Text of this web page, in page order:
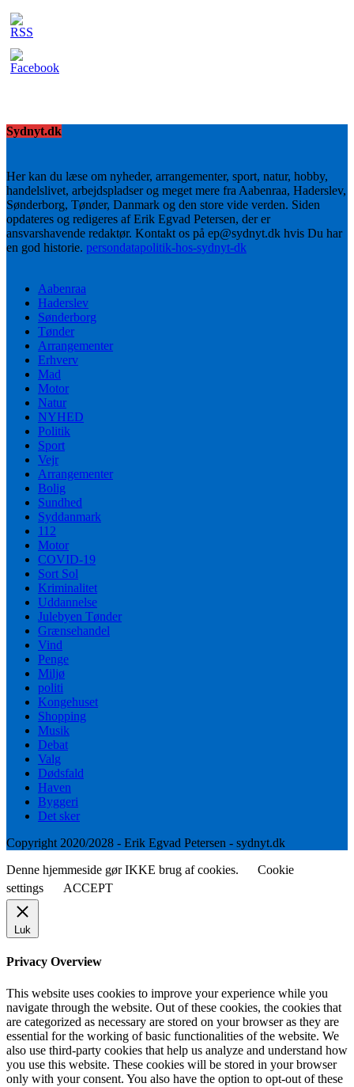
Sydnyt.dk
Her kan du læse om nyheder, arrangementer, sport, natur, hobby,
handelslivet, arbejdspladser og meget mere fra Aabenraa, Haderslev,
Sønderborg, Tønder, Danmark og den store vide verden. Siden
opdateres og redigeres af Erik Egvad Petersen, der er
ansvarshavende redaktør. Kontakt os på ep@sydnyt.dk hvis Du har
en god historie. persondatapolitik-hos-sydnyt-dk
Aabenraa
Haderslev
Sønderborg
Tønder
Arrangementer
Erhverv
Mad
Motor
Natur
NYHED
Politik
Sport
Vejr
Arrangementer
Bolig
Sundhed
Syddanmark
112
Motor
COVID-19
Sort Sol
Kriminalitet
Uddannelse
Julebyen Tønder
Grænsehandel
Vind
Penge
Miljø
politi
Kongehuset
Shopping
Musik
Debat
Valg
Dødsfald
Haven
Byggeri
Det sker
Copyright 2020/2028 - Erik Egvad Petersen - sydnyt.dk
Denne hjemmeside gør IKKE brug af cookies.
Cookie
settings
ACCEPT
Luk
Privacy Overview
This website uses cookies to improve your experience while you
navigate through the website. Out of these cookies, the cookies that
are categorized as necessary are stored on your browser as they are
essential for the working of basic functionalities of the website. We
also use third-party cookies that help us analyze and understand how
you use this website. These cookies will be stored in your browser
only with your consent. You also have the option to opt-out of these